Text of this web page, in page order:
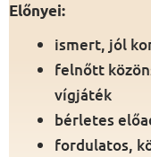
Előnyei:
ismert, jól
felnőtt
vígjáték
bérletes
fordulatos,